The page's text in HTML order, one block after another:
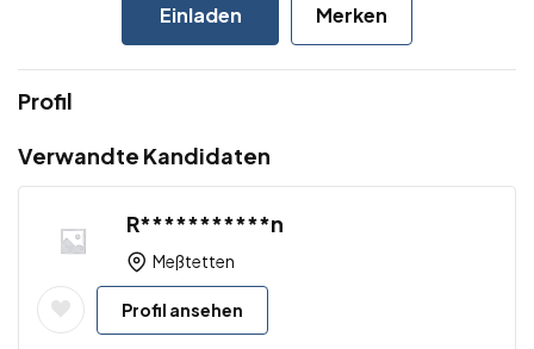
Einladen Merken
Profil
Verwandte Kandidaten
R***********n
Meßtetten
Profil ansehen